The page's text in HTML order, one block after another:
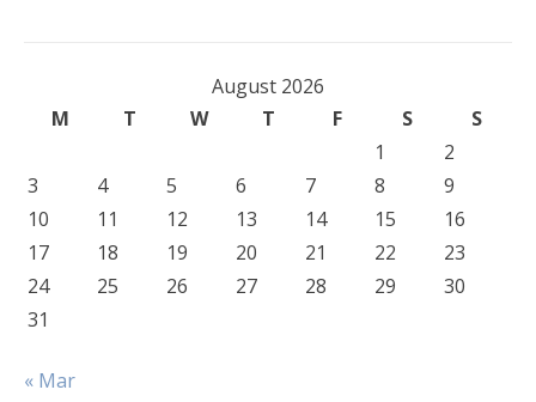
August 2026
M
T W T F S
S
1
2
3
4 5 6 7 8
9
10
11 12 13 14 15
16
17
18 19 20 21 22
23
24
25 26 27 28 29
30
31
« Mar